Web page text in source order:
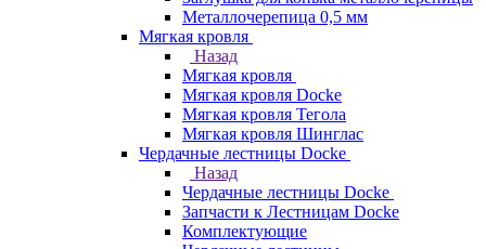
Металлочерепица 0,5 мм
Мягкая кровля
Назад
Мягкая кровля
Мягкая кровля Docke
Мягкая кровля Тегола
Мягкая кровля Шинглас
Чердачные лестницы Docke
Назад
Чердачные лестницы Docke
Запчасти к Лестницам Docke
Комплектующие